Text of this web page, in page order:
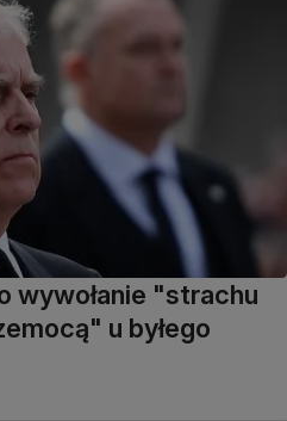
wywołanie "strachu
u byłego